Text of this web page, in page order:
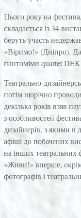
Цього року на
складається із 34
беруть участь
«Віримо!» (Дніпро),
пантоміми quartet
Театрально-
потім щорічно
декілька років взяв
з особливостей
дизайнерів, з якими
афіші до побачених
на інших театральних
«Живи!» вперше, окрім
фотографів і